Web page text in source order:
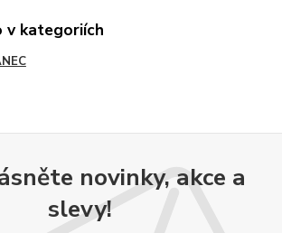
v kategoriích
novinky, akce a
slevy!